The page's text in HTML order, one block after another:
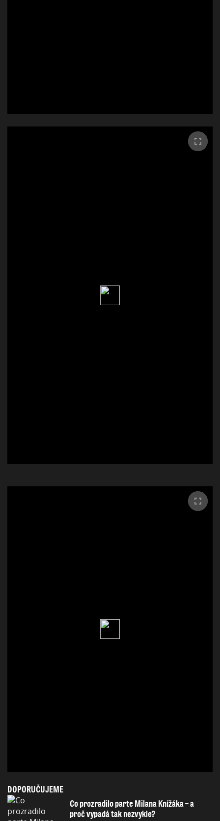
DOPORUČUJEME
Co prozradilo parte Milana Knížáka – a
proč vypadá tak nezvykle?